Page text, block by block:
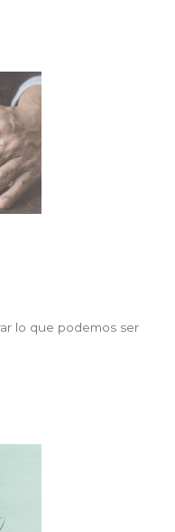
lo que podemos ser